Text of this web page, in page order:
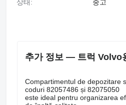
상태: 중고
추가 정보 — 트럭 Volvo
Compartimentul de depozitare
coduri 82057486 și 82075050
este ideal pentru organizarea